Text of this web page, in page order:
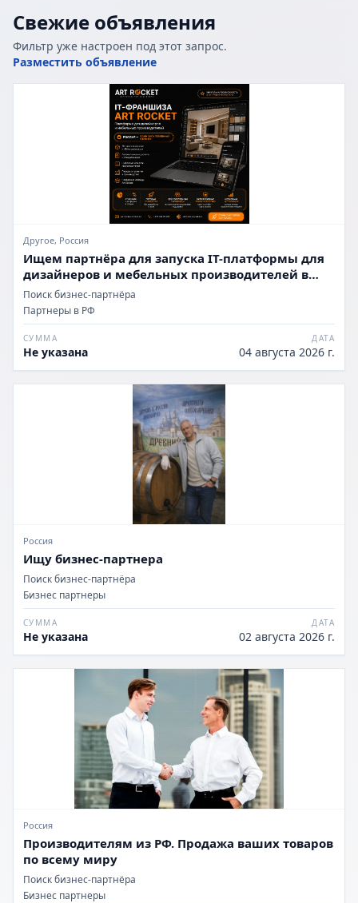
Свежие объявления
Фильтр уже настроен под этот запрос.
Разместить объявление
Другое, Россия
Ищем партнёра для запуска IT-платформы для
дизайнеров и мебельных производителей в
России
Поиск бизнес-партнёра
Партнеры в РФ
СУММА
Не указана
ДАТА
04 августа 2026 г.
Россия
Ищу бизнес-партнера
Поиск бизнес-партнёра
Бизнес партнеры
СУММА
Не указана
ДАТА
02 августа 2026 г.
Россия
Производителям из РФ. Продажа ваших товаров
по всему миру
Поиск бизнес-партнёра
Бизнес партнеры